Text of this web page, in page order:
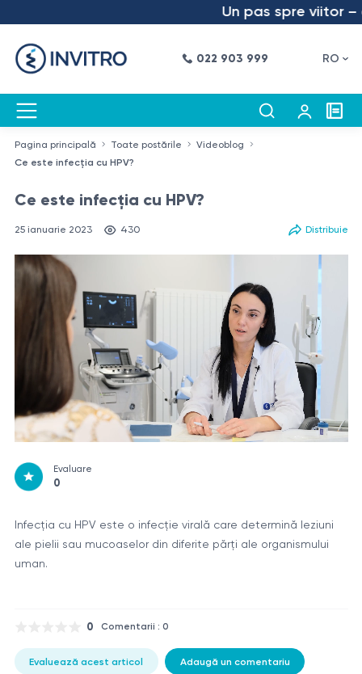
Un pas spre viitor –
022 903 999 RO
Pagina principală Toate postările
Videoblog
Ce este infecția cu HPV?
Ce este infecția cu HPV?
25 ianuarie 2023 430 Distribuie
Evaluare
0
Infecţia cu HPV este o infecţie virală care determină leziuni
ale pielii sau mucoaselor din diferite părţi ale organismului
uman.
0 Comentarii : 0
Evaluează acest articol Adaugă un comentariu